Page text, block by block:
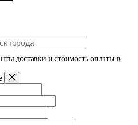
доставки и стоимость оплаты в